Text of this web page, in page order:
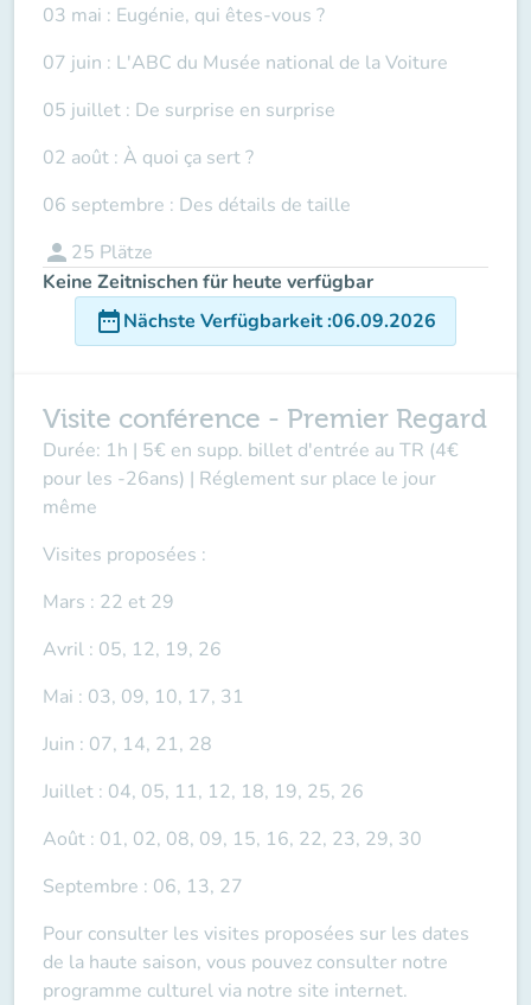
03 mai : Eugénie, qui êtes-vous ?
07 juin : L'ABC du Musée national de la Voiture
05 juillet : De surprise en surprise
02 août : À quoi ça sert ?
06 septembre : Des détails de taille
person 25 Plätze
Keine Zeitnischen für heute verfügbar
date_rangeNächste Verfügbarkeit:06.09.2026
Visite conférence - Premier Regard
Durée: 1h | 5€ en supp. billet d'entrée au TR (4€
pour les -26ans) | Réglement sur place le jour
même
Visites proposées :
Mars : 22 et 29
Avril : 05, 12, 19, 26
Mai : 03, 09, 10, 17, 31
Juin : 07, 14, 21, 28
Juillet : 04, 05, 11, 12, 18, 19, 25, 26
Août : 01, 02, 08, 09, 15, 16, 22, 23, 29, 30
Septembre : 06, 13, 27
Pour consulter les visites proposées sur les dates
de la haute saison, vous pouvez consulter notre
programme culturel via notre site internet.